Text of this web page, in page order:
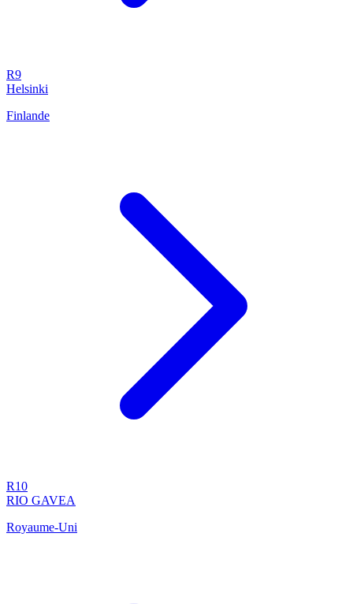
R9
Helsinki
Finlande
R10
RIO GAVEA
Royaume-Uni